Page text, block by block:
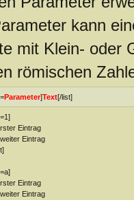
kann
mit Klein- oder
römischen
Parameter]Text[/list]
Eintrag
Eintrag
Eintrag
Eintrag